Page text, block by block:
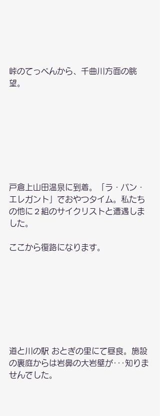
峠のてっぺんから、千曲川方面の眺
望。
戸倉上山田温泉に到着。「ラ・パン・
エレガント」でおやつタイム。私たち
の他に２組のサイクリストと遭遇しま
した。
ここから復路になります。
道と川の駅 おとぎの里にて昼食。施設
の裏庭からは岩鼻の大岩壁が･･･知りま
せんでした。